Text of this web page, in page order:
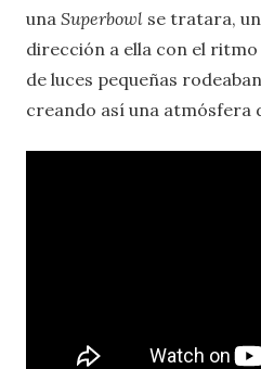
una Superbowl se tratara,
dirección a ella con el ritmo
de luces pequeñas
creando así una atmósfera